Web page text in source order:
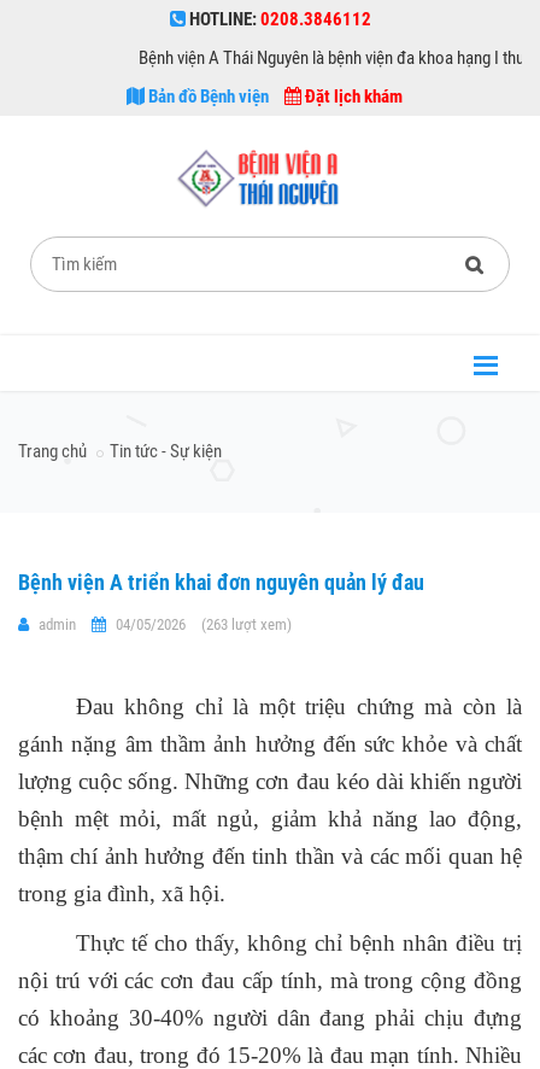
HOTLINE:0208.3846112
Bệnh viện A Thái Nguyên là bệnh viện đa khoa hạng I thuộc
Bản đồ Bệnh viện
Đặt lịch khám
Trang chủ Tin tức - Sự kiện
Bệnh viện A triển khai đơn nguyên quản lý đau
admin 04/05/2026 (263 lượt xem)
Đau không chỉ là một triệu chứng mà còn là
gánh nặng âm thầm ảnh hưởng đến sức khỏe và chất
lượng cuộc sống. Những cơn đau kéo dài khiến người
bệnh mệt mỏi, mất ngủ, giảm khả năng lao động,
thậm chí ảnh hưởng đến tinh thần và các mối quan hệ
trong gia đình, xã hội.
Thực tế cho thấy, không chỉ bệnh nhân điều trị
nội trú với các cơn đau cấp tính, mà trong cộng đồng
có khoảng 30-40% người dân đang phải chịu đựng
các cơn đau, trong đó 15-20% là đau mạn tính. Nhiều